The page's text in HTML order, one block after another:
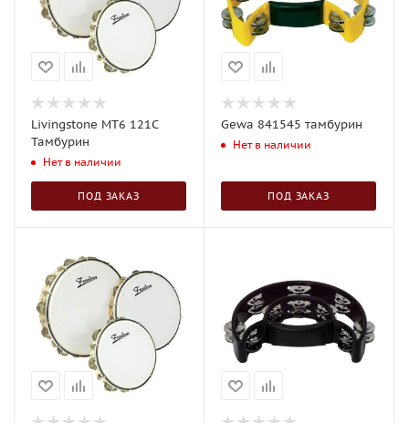
Livingstone MT6 121C
Тамбурин
Нет в наличии
ПОД ЗАКАЗ
Gewa 841545 тамбурин
Нет в наличии
ПОД ЗАКАЗ